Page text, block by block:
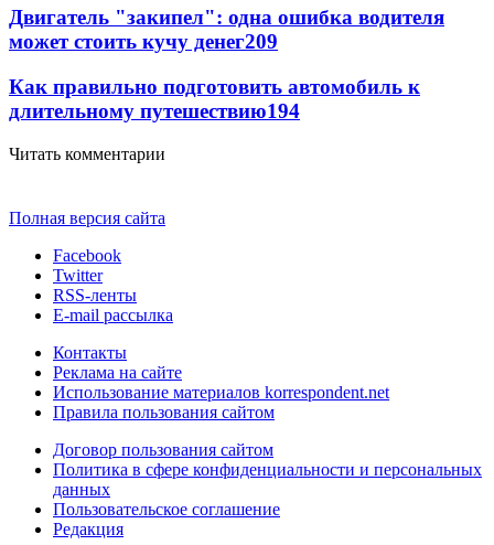
Двигатель "закипел": одна ошибка водителя
может стоить кучу денег209
Как правильно подготовить автомобиль к
длительному путешествию194
Читать комментарии
Полная версия сайта
Facebook
Twitter
RSS-ленты
E-mail рассылка
Контакты
Реклама на сайте
Использование материалов korrespondent.net
Правила пользования сайтом
Договор пользования сайтом
Политика в сфере конфиденциальности и персональных
данных
Пользовательское соглашение
Редакция